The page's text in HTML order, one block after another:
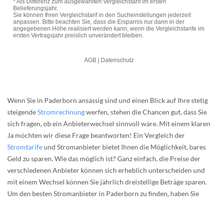
Wenn Sie in Paderborn ansässig sind und einen Blick auf Ihre stetig
steigendeStromrechnungwerfen, stehen die Chancen gut, dass Sie
sich fragen, ob ein Anbieterwechsel sinnvoll wäre. Mit einem klaren
Ja möchten wir diese Frage beantworten! Ein Vergleich der
Stromtarifeund Stromanbieter bietet Ihnen die Möglichkeit, bares
Geld zu sparen. Wie das möglich ist? Ganz einfach, die Preise der
verschiedenen Anbieter können sich erheblich unterscheiden und
mit einem Wechsel können Sie jährlich dreistellige Beträge sparen.
Um den besten Stromanbieter in Paderborn zu finden, haben Sie